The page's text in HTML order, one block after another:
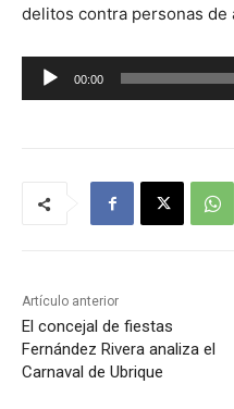
delitos contra personas de
e
t
o
r
d
00:00
Artículo anterior
El concejal de fiestas
Fernández Rivera analiza el
Carnaval de Ubrique